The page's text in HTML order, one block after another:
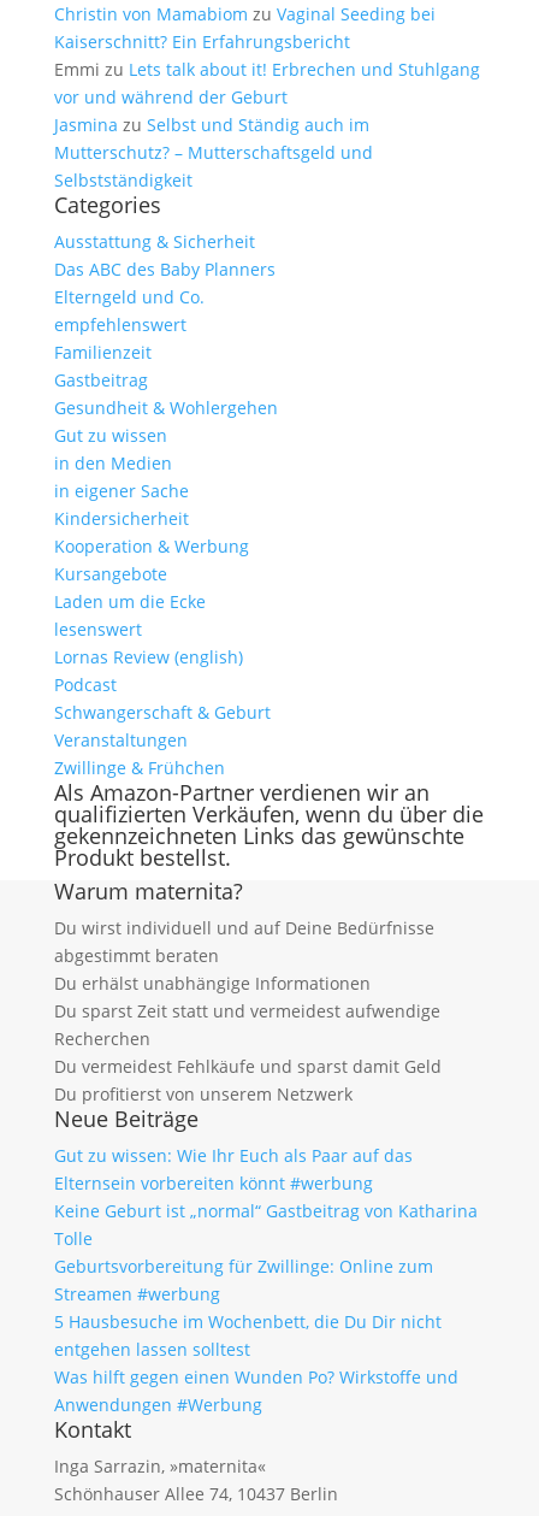
Christin von Mamabiom zu Vaginal Seeding bei
Kaiserschnitt? Ein Erfahrungsbericht
Emmi zu Lets talk about it! Erbrechen und Stuhlgang
vor und während der Geburt
Jasmina zu Selbst und Ständig auch im
Mutterschutz? – Mutterschaftsgeld und
Selbstständigkeit
Categories
Ausstattung & Sicherheit
Das ABC des Baby Planners
Elterngeld und Co.
empfehlenswert
Familienzeit
Gastbeitrag
Gesundheit & Wohlergehen
Gut zu wissen
in den Medien
in eigener Sache
Kindersicherheit
Kooperation & Werbung
Kursangebote
Laden um die Ecke
lesenswert
Lornas Review (english)
Podcast
Schwangerschaft & Geburt
Veranstaltungen
Zwillinge & Frühchen
Als Amazon-Partner verdienen wir an
qualifizierten Verkäufen, wenn du über die
gekennzeichneten Links das gewünschte
Produkt bestellst.
Warum maternita?
Du wirst individuell und auf Deine Bedürfnisse
abgestimmt beraten
Du erhälst unabhängige Informationen
Du sparst Zeit statt und vermeidest aufwendige
Recherchen
Du vermeidest Fehlkäufe und sparst damit Geld
Du profitierst von unserem Netzwerk
Neue Beiträge
Gut zu wissen: Wie Ihr Euch als Paar auf das
Elternsein vorbereiten könnt #werbung
Keine Geburt ist „normal“ Gastbeitrag von Katharina
Tolle
Geburtsvorbereitung für Zwillinge: Online zum
Streamen #werbung
5 Hausbesuche im Wochenbett, die Du Dir nicht
entgehen lassen solltest
Was hilft gegen einen Wunden Po? Wirkstoffe und
Anwendungen #Werbung
Kontakt
Inga Sarrazin, »maternita«
Schönhauser Allee 74, 10437 Berlin